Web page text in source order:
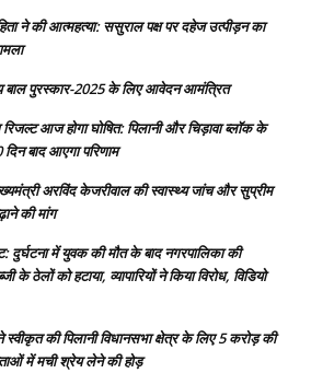
ने की आत्महत्या: ससुराल पक्ष पर दहेज उत्पीड़न का
बाल पुरस्कार-2025 के लिए आवेदन आमंत्रित
रिजल्ट आज होगा घोषित: पिलानी और चिड़ावा ब्लॉक के
दिन बाद आएगा परिणाम
अरविंद केजरीवाल की स्वास्थ्य जांच और सुप्रीम
की मांग
दुर्घटना में युवक की मौत के बाद नगरपालिका की
के ठेलों को हटाया, व्यापारियों ने किया विरोध, विडियो
स्वीकृत की पिलानी विधानसभा क्षेत्र के लिए 5 करोड़ की
में मची श्रेय लेने की होड़